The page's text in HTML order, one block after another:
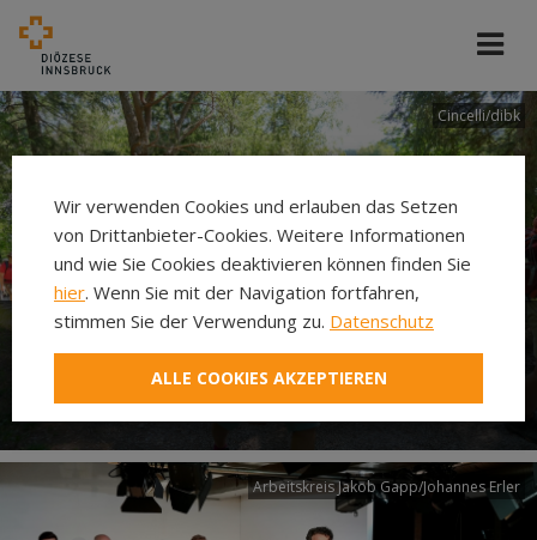
Cincelli/dibk
Neuer Pilgerweg Via
Laudato si’
Arbeitskreis Jakob Gapp/Johannes Erler
Wir verwenden Cookies und erlauben das Setzen
von Drittanbieter-Cookies. Weitere Informationen
und wie Sie Cookies deaktivieren können finden Sie
hier. Wenn Sie mit der Navigation fortfahren,
stimmen Sie der Verwendung zu. Datenschutz
ALLE COOKIES AKZEPTIEREN